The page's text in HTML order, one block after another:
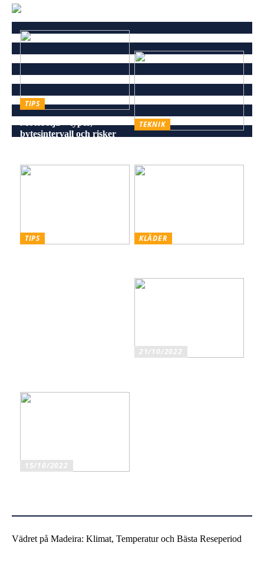
TIPS
bytesintervall och risker
TEKNIK
TIPS
KLÄDER
21/10/2022
15/10/2022
Vädret på Madeira: Klimat, Temperatur och Bästa Reseperiod